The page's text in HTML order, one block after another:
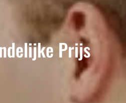
Prijs